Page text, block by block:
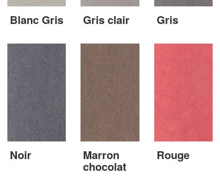
Blanc Gris Gris clair Gris
Noir Marron
chocolat
Rouge